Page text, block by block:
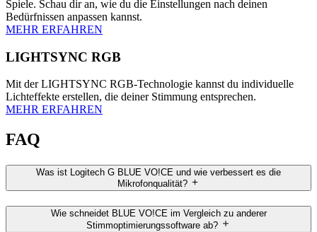
Spiele. Schau dir an, wie du die Einstellungen nach deinen
Bedürfnissen anpassen kannst.
MEHR ERFAHREN
LIGHTSYNC RGB
Mit der LIGHTSYNC RGB-Technologie kannst du individuelle
Lichteffekte erstellen, die deiner Stimmung entsprechen.
MEHR ERFAHREN
FAQ
Was ist Logitech G BLUE VO!CE und wie verbessert es die
Mikrofonqualität?
Wie schneidet BLUE VO!CE im Vergleich zu anderer
Stimmoptimierungssoftware ab?